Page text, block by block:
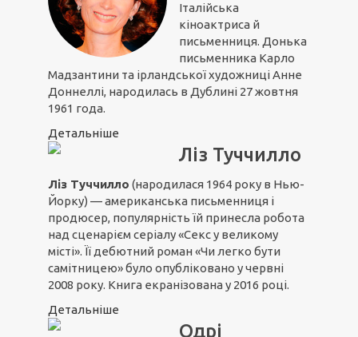
Італійська
кіноактриса й
письменниця. Донька
письменника Карло
Мадзантини та ірландської художниці Анне
Доннеллі, народилась в Дублині 27 жовтня
1961 года.
Детальніше
Ліз Туччилло
Ліз Туччилло (народилася 1964 року в Нью-
Йорку) — американська письменниця і
продюсер, популярність їй принесла робота
над сценарієм серіалу «Секс у великому
місті». Її дебютний роман «Чи легко бути
самітницею» було опубліковано у червні
2008 року. Книга екранізована у 2016 році.
Детальніше
Одрі